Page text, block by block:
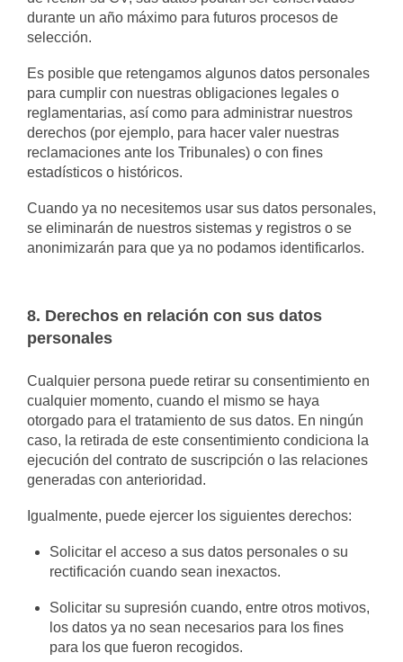
durante un año máximo para futuros procesos de
selección.
Es posible que retengamos algunos datos personales
para cumplir con nuestras obligaciones legales o
reglamentarias, así como para administrar nuestros
derechos (por ejemplo, para hacer valer nuestras
reclamaciones ante los Tribunales) o con fines
estadísticos o históricos.
Cuando ya no necesitemos usar sus datos personales,
se eliminarán de nuestros sistemas y registros o se
anonimizarán para que ya no podamos identificarlos.
8. Derechos en relación con sus datos
personales
Cualquier persona puede retirar su consentimiento en
cualquier momento, cuando el mismo se haya
otorgado para el tratamiento de sus datos. En ningún
caso, la retirada de este consentimiento condiciona la
ejecución del contrato de suscripción o las relaciones
generadas con anterioridad.
Igualmente, puede ejercer los siguientes derechos:
Solicitar el acceso a sus datos personales o su
rectificación cuando sean inexactos.
Solicitar su supresión cuando, entre otros motivos,
los datos ya no sean necesarios para los fines
para los que fueron recogidos.